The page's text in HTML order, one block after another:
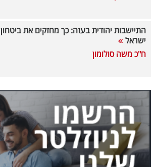
ניוזלטרים
מייל
אדום
התיישבות יהודית בעזה: כך מחזקים את ביטחון
ישראל
ח"כ משה סולומון